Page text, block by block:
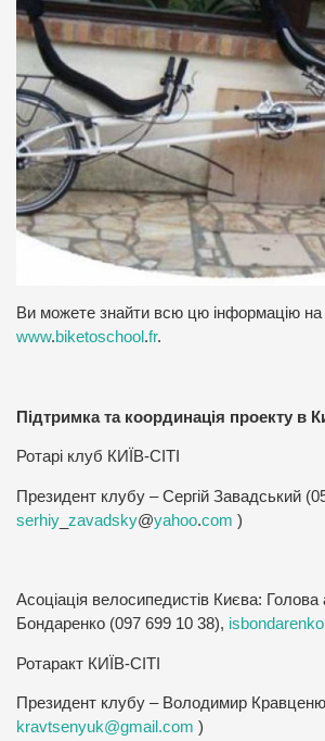
Ви можете знайти всю цю інформацію на
www.biketoschool .fr.
Підтримка та координація проекту в
Ротарі клуб КИЇВ-СІТІ
Президент клубу – Сергій Завадський
serhiy zavadsky@yahoo.com )
Асоціація велосипедистів Києва: Голова
Бондаренко (097 699 10 38),
Ротаракт КИЇВ-СІТІ
Президент клубу – Володимир
kravtsenyuk@gmail.com )